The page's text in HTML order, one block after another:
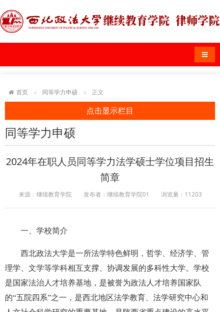
导航
首页 同等学力申硕 正文
点击显示栏目
同等学力申硕
2024年在职人员同等学力法学硕士学位项目招生
简章
来源：继续教育学院 发布者：继续教育学院01 浏览量： 11203
一、学校简介
西北政法大学是一所法学特色鲜明，哲学、经济学、管
理学、文学等学科相互支撑、协调发展的多科性大学。学校
是国家法治人才培养基地， 是被誉为政法人才培养国家队
的“五院四系”之一， 是西北地区法学教育、法学研究中心和